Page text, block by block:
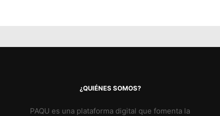
¿QUIÉNES SOMOS?
PAQU es una plataforma digital que fomenta la